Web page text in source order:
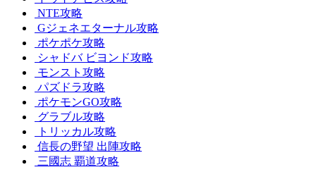
NTE攻略
Gジェネエターナル攻略
ポケポケ攻略
シャドバ ビヨンド攻略
モンスト攻略
パズドラ攻略
ポケモンGO攻略
グラブル攻略
トリッカル攻略
信長の野望 出陣攻略
三國志 覇道攻略